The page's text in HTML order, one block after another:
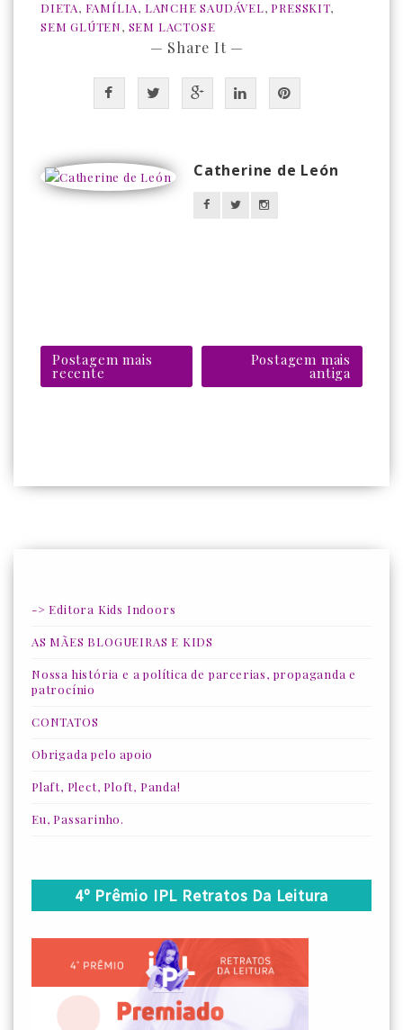
DIETA, FAMÍLIA, LANCHE SAUDÁVEL, PRESSKIT,
SEM GLÚTEN, SEM LACTOSE
— Share It —
Catherine de León
Postagem mais
recente
Postagem mais
antiga
-> Editora Kids Indoors
AS MÃES BLOGUEIRAS E KIDS
Nossa história e a política de parcerias, propaganda e
patrocínio
CONTATOS
Obrigada pelo apoio
Plaft, Plect, Ploft, Panda!
Eu, Passarinho.
4º Prêmio IPL Retratos Da Leitura